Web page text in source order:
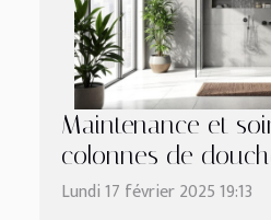
Maintenance et
colonnes de
Lundi 17 février 2025 19:13